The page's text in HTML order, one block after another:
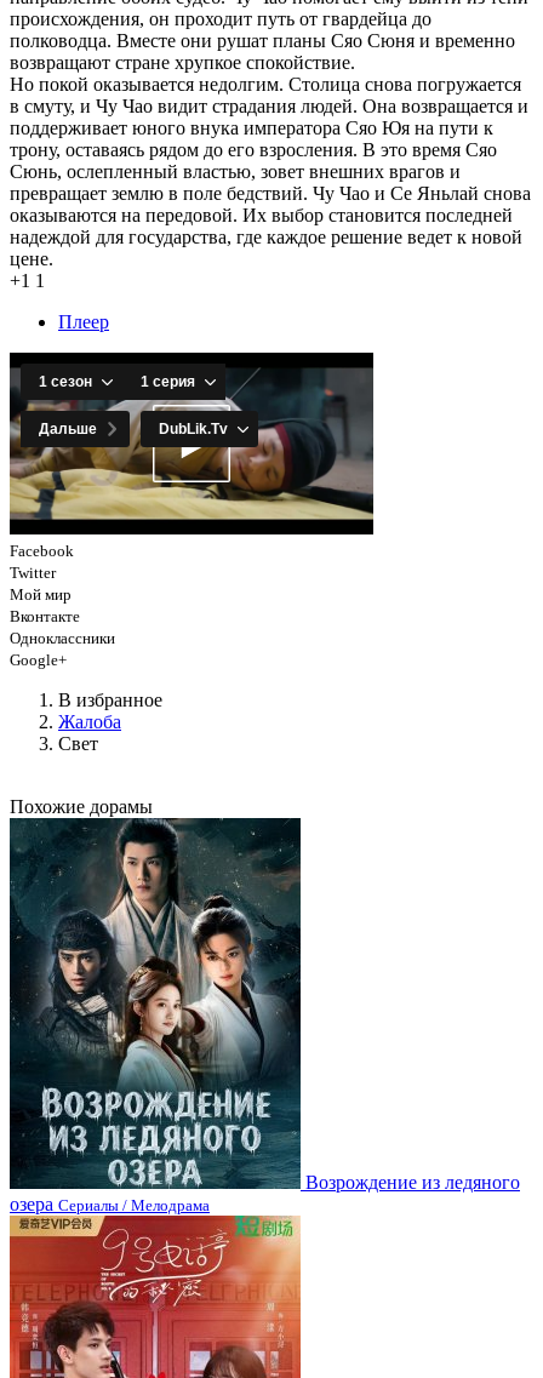
происхождения, он проходит путь от гвардейца до
полководца. Вместе они рушат планы Сяо Сюня и временно
возвращают стране хрупкое спокойствие.
Но покой оказывается недолгим. Столица снова погружается
в смуту, и Чу Чао видит страдания людей. Она возвращается и
поддерживает юного внука императора Сяо Юя на пути к
трону, оставаясь рядом до его взросления. В это время Сяо
Сюнь, ослепленный властью, зовет внешних врагов и
превращает землю в поле бедствий. Чу Чао и Се Яньлай снова
оказываются на передовой. Их выбор становится последней
надеждой для государства, где каждое решение ведет к новой
цене.
+1 1
Плеер
Facebook
Twitter
Мой мир
Вконтакте
Одноклассники
Google+
В избранное
Жалоба
Свет
Похожие дорамы
Возрождение из ледяного
озера Сериалы / Мелодрама